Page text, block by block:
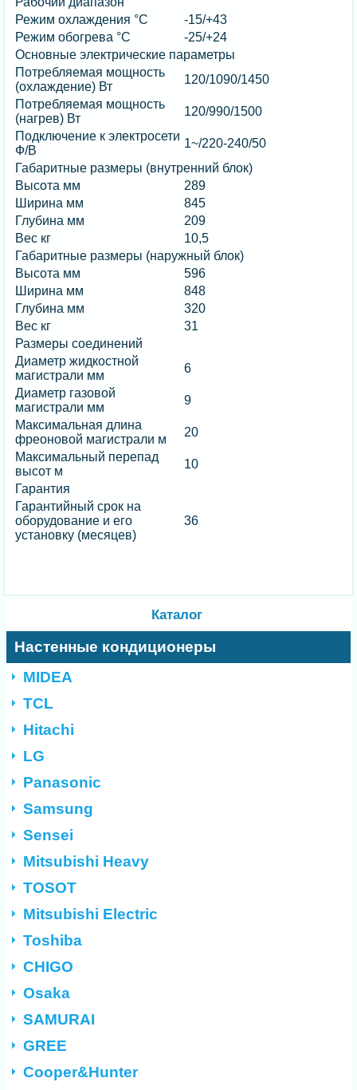
Режим охлаждения °С
-15/+43
Режим обогрева °С
-25/+24
Основные электрические параметры
Потребляемая мощность
(охлаждение) Вт
120/1090/1450
Потребляемая мощность
(нагрев) Вт
120/990/1500
Подключение к электросети
Ф/В
1~/220-240/50
Габаритные размеры (внутренний блок)
Высота мм
289
Ширина мм
845
Глубина мм
209
Вес кг
10,5
Габаритные размеры (наружный блок)
Высота мм
596
Ширина мм
848
Глубина мм
320
Вес кг
31
Размеры соединений
Диаметр жидкостной
магистрали мм
6
Диаметр газовой
магистрали мм
9
Максимальная длина
фреоновой магистрали м
20
Максимальный перепад
высот м
10
Гарантия
Гарантийный срок на
оборудование и его
установку (месяцев)
36
Каталог
Настенные кондиционеры
MIDEA
TCL
Hitachi
LG
Panasonic
Samsung
Sensei
Mitsubishi Heavy
TOSOT
Mitsubishi Electric
Toshiba
CHIGO
Osaka
SAMURAI
GREE
Cooper&Hunter